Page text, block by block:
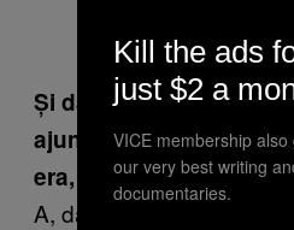
Și dacă nu înregistrați
ajungeați să vă
era, de fapt, o piesă?
A, da, se întâmpla tot
Kill the ads
just $2 a
VICE membership
our very best writing
documentaries.